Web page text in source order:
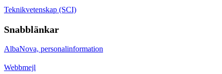
Teknikvetenskap (SCI)
Snabblänkar
AlbaNova, personalinformation
Webbmejl